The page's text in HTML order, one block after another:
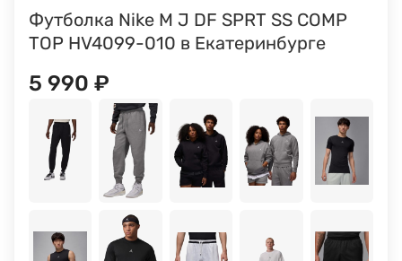
Футболка Nike M J DF SPRT SS COMP
TOP HV4099-010 в Екатеринбурге
5 990 ₽